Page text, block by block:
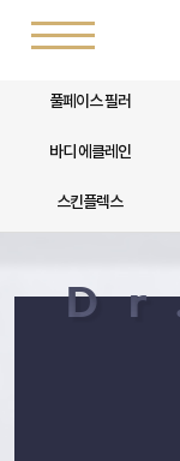
풀페이스 필러
바디 에클레인
스킨플렉스